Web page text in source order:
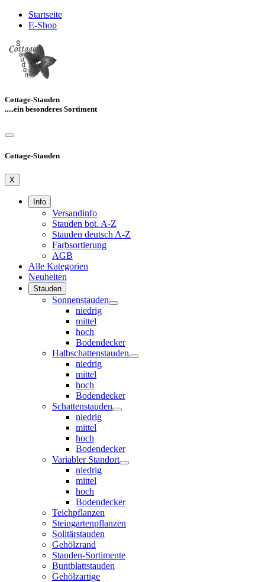
Startseite
E-Shop
Cottage-Stauden
.....ein besonderes Sortiment
Cottage-Stauden
X
Info
Versandinfo
Stauden bot. A-Z
Stauden deutsch A-Z
Farbsortierung
AGB
Alle Kategorien
Neuheiten
Stauden
Sonnenstauden
niedrig
mittel
hoch
Bodendecker
Halbschattenstauden
niedrig
mittel
hoch
Bodendecker
Schattenstauden
niedrig
mittel
hoch
Bodendecker
Variabler Standort
niedrig
mittel
hoch
Bodendecker
Teichpflanzen
Steingartenpflanzen
Solitärstauden
Gehölzrand
Stauden-Sortimente
Buntblattstauden
Gehölzartige